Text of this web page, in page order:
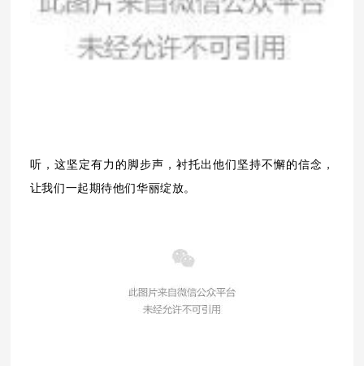
听，这坚定有力的脚步声，衬托出他们坚持不懈的信念，
让我们一起期待他们华丽绽放。